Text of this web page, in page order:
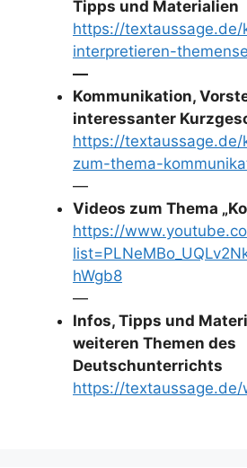
Tipps und Materialien
https://textaussage.de/
interpretieren-
—
Kommunikation,
interessanter
https://textaussage.de/
zum-thema-
—
Videos zum Thema
https://
hWgb8
—
Infos, Tipps und
weiteren Themen des
Deutschunterrichts
https://